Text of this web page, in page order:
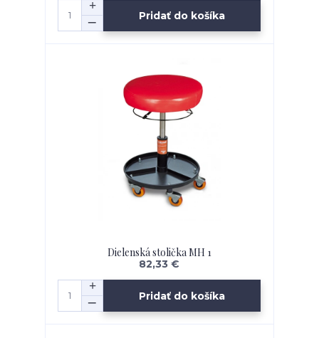
Pridať do košíka
Dielenská stolička MH 1
82,33 €
Pridať do košíka